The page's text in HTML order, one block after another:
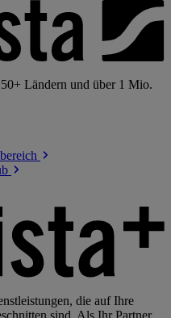
Ländern und über 1 Mio.
die auf Ihre
sind. Als Ihr Partner